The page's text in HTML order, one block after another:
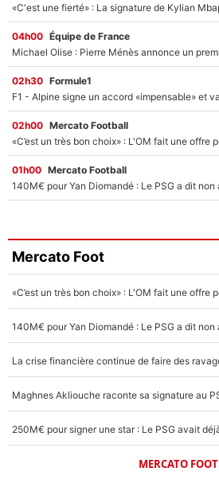
04h00 Équipe de France
02h30 Formule1
02h00 Mercato Football
01h00 Mercato Football
Mercato Foot
MERCATO FOOT